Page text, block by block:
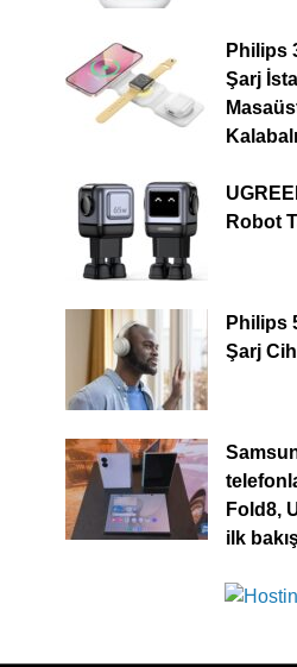
Philips
Şarj
Robot
Philips
Şarj
Fold8,
ilk